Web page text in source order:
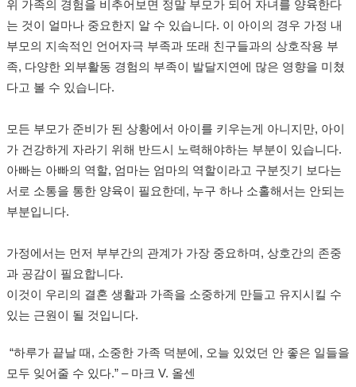
위 가족의 경험을 비추어보면 정말 부모가 되어 자녀를 양육한다
는 것이 얼마나 중요한지 알 수 있습니다. 이 아이의 경우 가정 내
부모의 지속적인 언어자극 부족과 또래 친구들과의 상호작용 부
족, 다양한 외부활동 경험의 부족이 발달지연에 많은 영향을 미쳤
다고 볼 수 있습니다.
모든 부모가 준비가 된 상황에서 아이를 키우는게 아니지만, 아이
가 건강하게 자라기 위해 반드시 노력해야하는 부분이 있습니다.
아빠는 아빠의 역할, 엄마는 엄마의 역할이라고 구분짓기 보다는
서로 소통을 통한 양육이 필요한데 , 누구 하나 소홀해서는 안되는
부분입니다.
가정에서는 먼저 부부간의 관계가 가장 중요하며 , 상호간의 존중
과 공감이 필요합니다.
이것이 우리의 결혼 생활과 가족을 소중하게 만들고 유지시킬 수
있는 근원이 될 것입니다.
“하루가 끝날 때 , 소중한 가족 덕분에 , 오늘 있었던 안 좋은 일들을
모두 잊어줄 수 있다.” – 마크 V. 올센